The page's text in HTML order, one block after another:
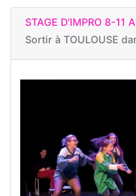
STAGE D'IMPRO 8-11
Sortir à TOULOUSE